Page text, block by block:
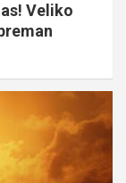
Veliko